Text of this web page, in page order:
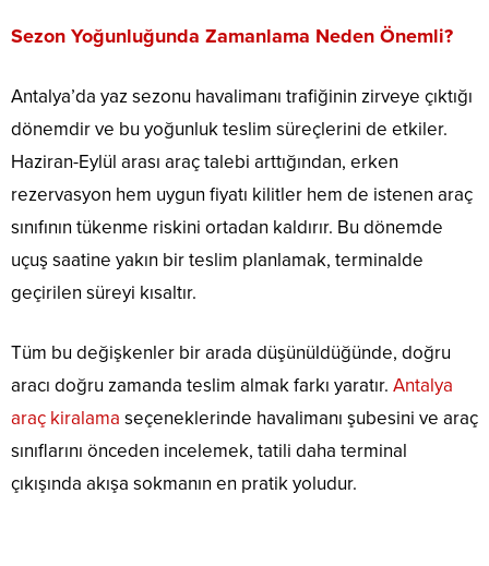
Sezon Yoğunluğunda Zamanlama Neden Önemli?
Antalya’da yaz sezonu havalimanı trafiğinin zirveye çıktığı
dönemdir ve bu yoğunluk teslim süreçlerini de etkiler.
Haziran-Eylül arası araç talebi arttığından, erken
rezervasyon hem uygun fiyatı kilitler hem de istenen araç
sınıfının tükenme riskini ortadan kaldırır. Bu dönemde
uçuş saatine yakın bir teslim planlamak, terminalde
geçirilen süreyi kısaltır.
Tüm bu değişkenler bir arada düşünüldüğünde, doğru
aracı doğru zamanda teslim almak farkı yaratır. Antalya
araç kiralama seçeneklerinde havalimanı şubesini ve araç
sınıflarını önceden incelemek, tatili daha terminal
çıkışında akışa sokmanın en pratik yoludur.